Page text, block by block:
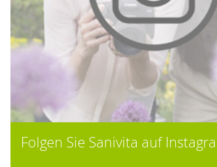
Folgen Sie Sanivita auf